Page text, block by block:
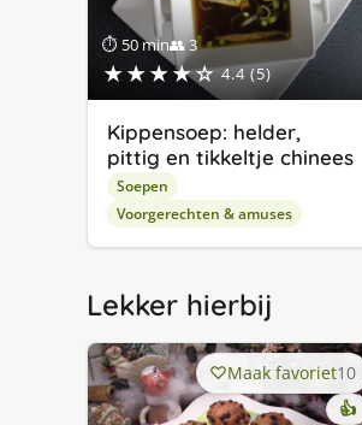
⏱ 50 min👥 3
★★★★☆ 4.4 (5)
Kippensoep: helder,
pittig en tikkeltje chinees
Soepen
Voorgerechten & amuses
Lekker hierbij
Maak favoriet10
👍